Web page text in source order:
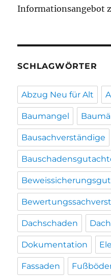
Informationsangebot
SCHLAGWÖRTER
Abzug Neu für Alt
Baumangel
Bausachverständige
Dachschaden
Dokumentation
Fassaden